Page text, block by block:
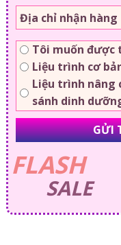
FLASH
SALE
GỬI
Tôi muốn được
Liệu trình cơ
Liệu trình nâng
sánh dinh